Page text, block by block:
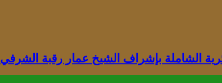
الشاملة بإشراف الشيخ عمار رقبة الشرفي